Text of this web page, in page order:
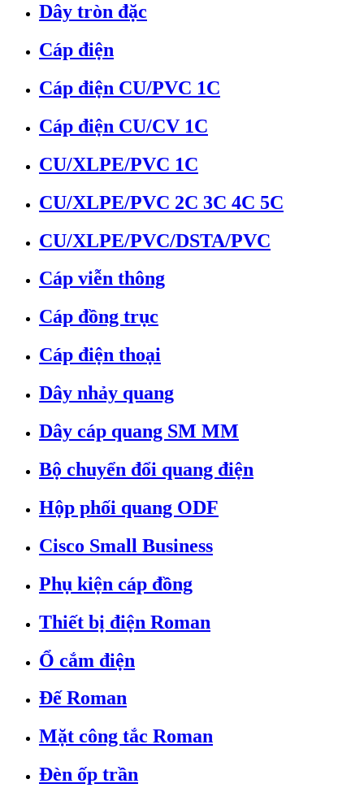
Dây tròn đặc
Cáp điện
Cáp điện CU/PVC 1C
Cáp điện CU/CV 1C
CU/XLPE/PVC 1C
CU/XLPE/PVC 2C 3C 4C 5C
CU/XLPE/PVC/DSTA/PVC
Cáp viễn thông
Cáp đồng trục
Cáp điện thoại
Dây nhảy quang
Dây cáp quang SM MM
Bộ chuyển đổi quang điện
Hộp phối quang ODF
Cisco Small Business
Phụ kiện cáp đồng
Thiết bị điện Roman
Ổ cắm điện
Đế Roman
Mặt công tắc Roman
Đèn ốp trần